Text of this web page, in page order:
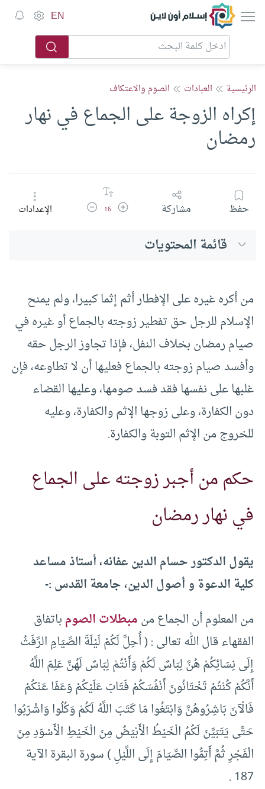
إسلام أون لاين EN
الرئيسية العبادات الصوم والاعتكاف
إكراه الزوجة على الجماع في نهار
رمضان
حفظ مشاركة زيادة حجم الخط
16 تقليل حجم الخطالإعدادات
قائمة المحتويات
من أكره غيره على الإفطار أثم إثما كبيرا، ولم يمنح
الإسلام للرجل حق تفطير زوجته بالجماع أو غيره في
صيام رمضان بخلاف النفل، فإذا تجاوز الرجل حقه
وأفسد صيام زوجته بالجماع فعليها أن لا تطاوعه، فإن
غلبها على نفسها فقد فسد صومها، وعليها القضاء
دون الكفارة، وعلى زوجها الإثم والكفارة، وعليه
للخروج من الإثم التوبة والكفارة.
حكم من أجبر زوجته على الجماع
في نهار رمضان
يقول الدكتور حسام الدين عفانه، أستاذ مساعد
كلية الدعوة و أصول الدين، جامعة القدس :-
من المعلوم أن الجماع منمبطلات الصومباتفاق
الفقهاء قال الله تعالى : ( أُحِلَّ لَكُمْ لَيْلَةَ الصِّيَامِ الرَّفَثُ
إِلَى نِسَائِكُمْ هُنَّ لِبَاسٌ لَكُمْ وَأَنْتُمْ لِبَاسٌ لَهُنَّ عَلِمَ اللَّهُ
أَنَّكُمْ كُنْتُمْ تَخْتَانُونَ أَنْفُسَكُمْ فَتَابَ عَلَيْكُمْ وَعَفَا عَنْكُمْ
فَالْآنَ بَاشِرُوهُنَّ وَابْتَغُوا مَا كَتَبَ اللَّهُ لَكُمْ وَكُلُوا وَاشْرَبُوا
حَتَّى يَتَبَيَّنَ لَكُمُ الْخَيْطُ الْأَبْيَضُ مِنَ الْخَيْطِ الْأَسْوَدِ مِنَ
الْفَجْرِ ثُمَّ أَتِمُّوا الصِّيَامَ إِلَى اللَّيْلِ ) سورة البقرة الآية
187 .